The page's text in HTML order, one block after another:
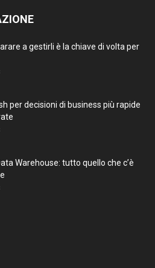
a gestirli è la chiave di volta per
per decisioni di business più rapide
Warehouse: tutto quello che c’è